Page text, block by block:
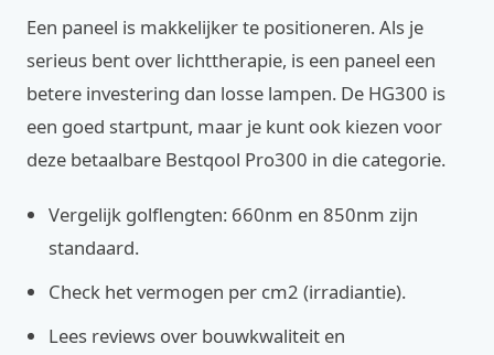
Een paneel is makkelijker te positioneren. Als je
serieus bent over lichttherapie, is een paneel een
betere investering dan losse lampen. De HG300 is
een goed startpunt, maar je kunt ook kiezen voor
deze betaalbare Bestqool Pro300 in die categorie.
Vergelijk golflengten: 660nm en 850nm zijn
standaard.
Check het vermogen per cm2 (irradiantie).
Lees reviews over bouwkwaliteit en